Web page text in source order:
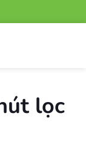
lọc